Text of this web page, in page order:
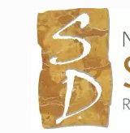
springen